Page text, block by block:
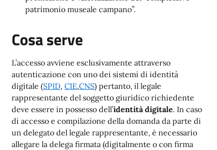
patrimonio museale campano”.
Cosa serve
L’accesso avviene esclusivamente attraverso
autenticazione con uno dei sistemi di identità
digitale (SPID, CIE,CNS) pertanto, il legale
rappresentante del soggetto giuridico richiedente
deve essere in possesso dell’identità digitale. In caso
di accesso e compilazione della domanda da parte di
un delegato del legale rappresentante, è necessario
allegare la delega firmata (digitalmente o con firma